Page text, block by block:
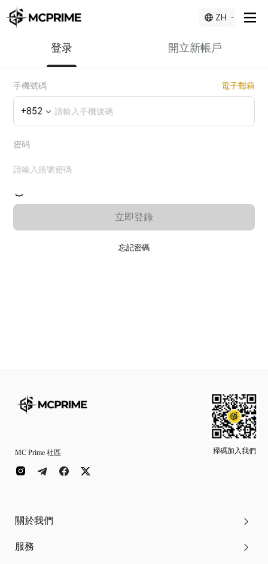
ZH
登录 開立新帳戶
手機號碼 電子郵箱
+852
密码
立即登錄
忘記密碼
MC Prime 社區 掃碼加入我們
關於我們
服務